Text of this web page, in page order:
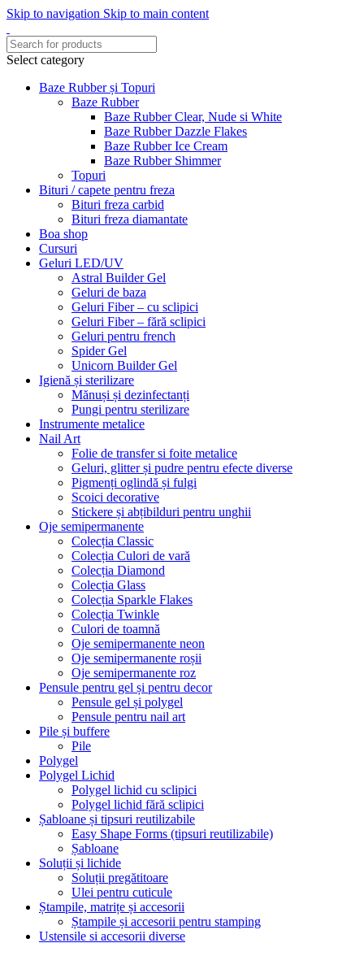
Skip to navigation Skip to main content
Select category
Baze Rubber și Topuri
Baze Rubber
Baze Rubber Clear, Nude si White
Baze Rubber Dazzle Flakes
Baze Rubber Ice Cream
Baze Rubber Shimmer
Topuri
Bituri / capete pentru freza
Bituri freza carbid
Bituri freza diamantate
Boa shop
Cursuri
Geluri LED/UV
Astral Builder Gel
Geluri de baza
Geluri Fiber – cu sclipici
Geluri Fiber – fără sclipici
Geluri pentru french
Spider Gel
Unicorn Builder Gel
Igienă și sterilizare
Mănuși și dezinfectanți
Pungi pentru sterilizare
Instrumente metalice
Nail Art
Folie de transfer si foite metalice
Geluri, glitter și pudre pentru efecte diverse
Pigmenți oglindă și fulgi
Scoici decorative
Stickere și abțibilduri pentru unghii
Oje semipermanente
Colecția Classic
Colecția Culori de vară
Colecția Diamond
Colecția Glass
Colecția Sparkle Flakes
Colecția Twinkle
Culori de toamnă
Oje semipermanente neon
Oje semipermanente roșii
Oje semipermanente roz
Pensule pentru gel și pentru decor
Pensule gel și polygel
Pensule pentru nail art
Pile și buffere
Pile
Polygel
Polygel Lichid
Polygel lichid cu sclipici
Polygel lichid fără sclipici
Șabloane și tipsuri reutilizabile
Easy Shape Forms (tipsuri reutilizabile)
Șabloane
Soluții și lichide
Soluții pregătitoare
Ulei pentru cuticule
Ștampile, matrițe și accesorii
Ștampile și accesorii pentru stamping
Ustensile si accesorii diverse